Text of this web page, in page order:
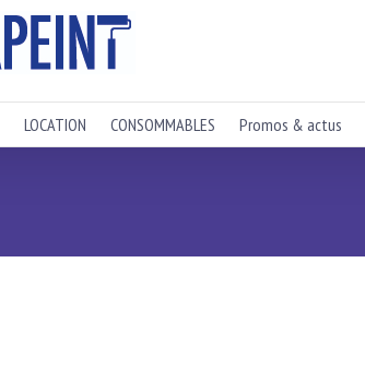
LOCATION CONSOMMABLES Promos & actus